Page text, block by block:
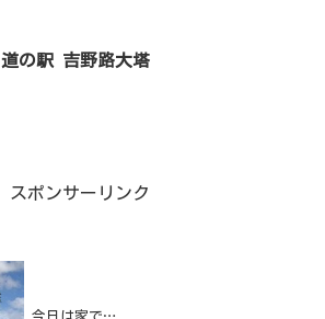
道の駅 吉野路大塔
スポンサーリンク